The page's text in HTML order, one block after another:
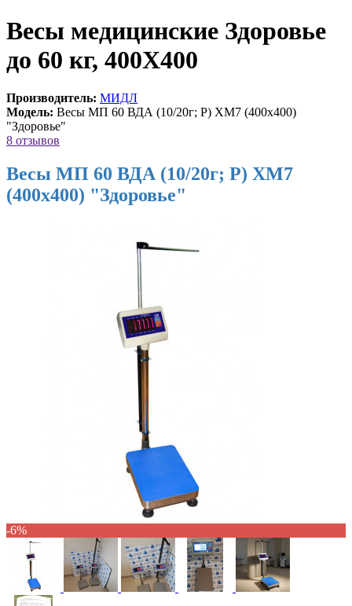
Весы медицинские Здоровье
до 60 кг, 400Х400
Производитель: МИДЛ
Модель: Весы МП 60 ВДА (10/20г; Р) ХМ7 (400х400)
"Здоровье"
8 отзывов
Весы МП 60 ВДА (10/20г; Р) ХМ7
(400х400) "Здоровье"
-6%